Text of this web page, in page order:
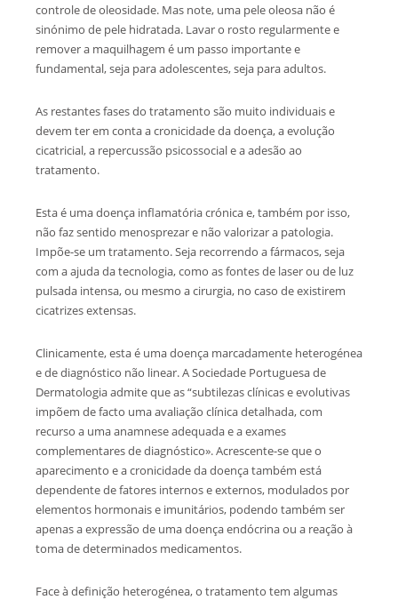
controle de oleosidade. Mas note, uma pele oleosa não é
sinónimo de pele hidratada. Lavar o rosto regularmente e
remover a maquilhagem é um passo importante e
fundamental, seja para adolescentes, seja para adultos.
As restantes fases do tratamento são muito individuais e
devem ter em conta a cronicidade da doença, a evolução
cicatricial, a repercussão psicossocial e a adesão ao
tratamento.
Esta é uma doença inflamatória crónica e, também por isso,
não faz sentido menosprezar e não valorizar a patologia.
Impõe-se um tratamento. Seja recorrendo a fármacos, seja
com a ajuda da tecnologia, como as fontes de laser ou de luz
pulsada intensa, ou mesmo a cirurgia, no caso de existirem
cicatrizes extensas.
Clinicamente, esta é uma doença marcadamente heterogénea
e de diagnóstico não linear. A Sociedade Portuguesa de
Dermatologia admite que as “subtilezas clínicas e evolutivas
impõem de facto uma avaliação clínica detalhada, com
recurso a uma anamnese adequada e a exames
complementares de diagnóstico». Acrescente-se que o
aparecimento e a cronicidade da doença também está
dependente de fatores internos e externos, modulados por
elementos hormonais e imunitários, podendo também ser
apenas a expressão de uma doença endócrina ou a reação à
toma de determinados medicamentos.
Face à definição heterogénea, o tratamento tem algumas